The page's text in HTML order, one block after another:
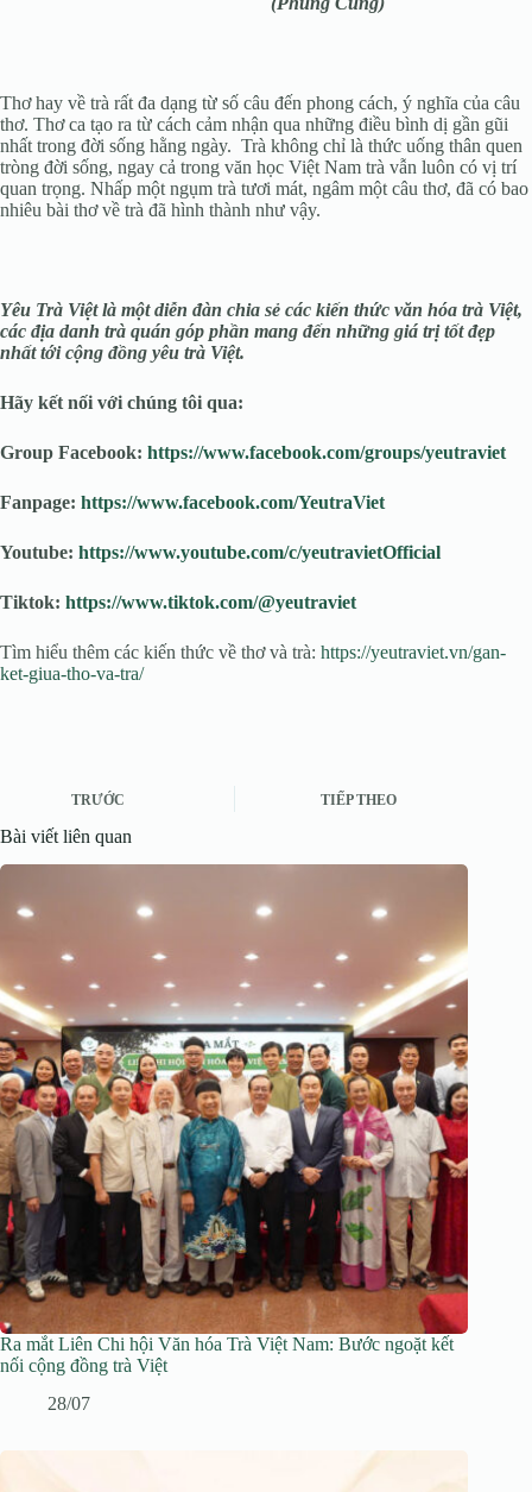
Thơ hay về trà rất đa dạng từ số câu đến phong cách, ý nghĩa của câu
thơ. Thơ ca tạo ra từ cách cảm nhận qua những điều bình dị gần gũi
nhất trong đời sống hằng ngày. Trà không chỉ là thức uống thân quen
tròng đời sống, ngay cả trong văn học Việt Nam trà vẫn luôn có vị trí
quan trọng. Nhấp một ngụm trà tươi mát, ngâm một câu thơ, đã có bao
nhiêu bài thơ về trà đã hình thành như vậy.
Yêu Trà Việt là một diễn đàn chia sẻ các kiến thức văn hóa trà Việt,
các địa danh trà quán góp phần mang đến những giá trị tốt đẹp
nhất tới cộng đồng yêu trà Việt.
Hãy kết nối với chúng tôi qua:
Group Facebook: https://www.facebook.com/groups/yeutraviet
Fanpage: https://www.facebook.com/YeutraViet
Youtube: https://www.youtube.com/c/yeutravietOfficial
Tiktok: https://www.tiktok.com/@yeutraviet
Tìm hiểu thêm các kiến thức về thơ và trà: https://yeutraviet.vn/gan-
ket-giua-tho-va-tra/
TRƯỚC TIẾP THEO
Bài viết liên quan
Ra mắt Liên Chi hội Văn hóa Trà Việt Nam: Bước ngoặt kết
nối cộng đồng trà Việt
28/07